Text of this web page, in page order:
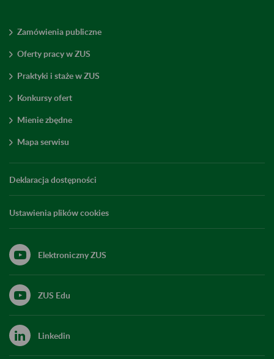
Zamówienia publiczne
Oferty pracy w ZUS
Praktyki i staże w ZUS
Konkursy ofert
Mienie zbędne
Mapa serwisu
Deklaracja dostępności
Ustawienia plików cookies
Elektroniczny ZUS
ZUS Edu
Linkedin